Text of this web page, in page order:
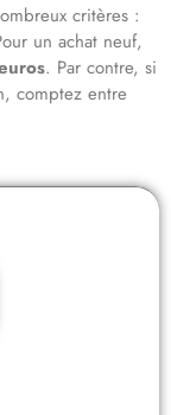
critères :
un achat neuf,
. Par contre, si
comptez entre